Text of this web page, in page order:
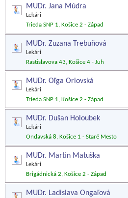
MUDr. Jana Múdra
Lekári
Trieda SNP 1, Košice 2 - Západ
MUDr. Zuzana Trebuňová
Lekári
Rastislavova 43, Košice 4 - Juh
MUDr. Oľga Orlovská
Lekári
Trieda SNP 1, Košice 2 - Západ
MUDr. Dušan Holoubek
Lekári
Ondavská 8, Košice 1 - Staré Mesto
MUDr. Martin Matuška
Lekári
Brigádnická 2, Košice 2 - Západ
MUDr. Ladislava Ongaľová